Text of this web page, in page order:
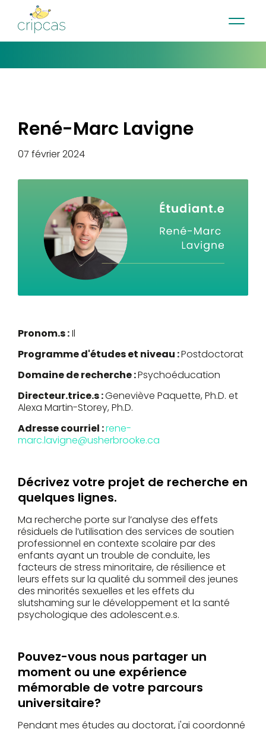
Contact English
René-Marc Lavigne
07 février 2024
Pronom.s :Il
Programme d'études et niveau :Postdoctorat
Domaine de recherche :Psychoéducation
Directeur.trice.s :Geneviève Paquette, Ph.D. et
Alexa Martin-Storey, Ph.D.
Adresse courriel :rene-
marc.lavigne@usherbrooke.ca
Décrivez votre projet de recherche en
quelques lignes.
Ma recherche porte sur l’analyse des effets
résiduels de l’utilisation des services de soutien
professionnel en contexte scolaire par des
enfants ayant un trouble de conduite, les
facteurs de stress minoritaire, de résilience et
leurs effets sur la qualité du sommeil des jeunes
des minorités sexuelles et les effets du
slutshaming sur le développement et la santé
psychologique des adolescent.e.s.
Pouvez-vous nous partager un
moment ou une expérience
mémorable de votre parcours
universitaire?
Pendant mes études au doctorat, j'ai coordonné